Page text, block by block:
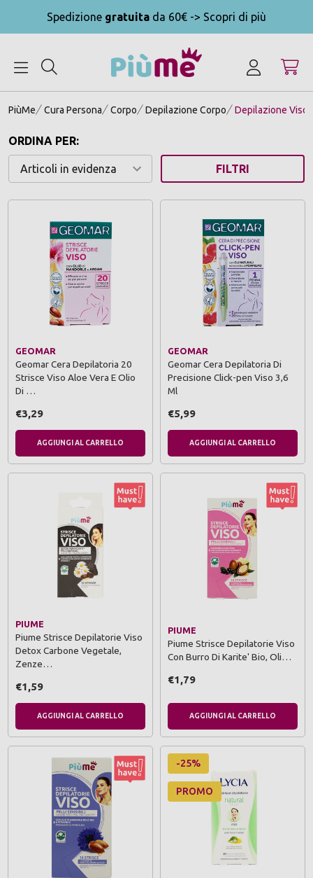
Spedizione gratuita da 60€ -> Scopri di più
PiùMe Cura Persona Corpo Depilazione Corpo Depilazione Viso
ORDINA PER:
FILTRI
GEOMAR
Geomar Cera Depilatoria 20
Strisce Viso Aloe Vera E Olio
Di …
€3,29
AGGIUNGI AL CARRELLO
GEOMAR
Geomar Cera Depilatoria Di
Precisione Click-pen Viso 3,6
Ml
€5,99
AGGIUNGI AL CARRELLO
PIUME
Piume Strisce Depilatorie Viso
Detox Carbone Vegetale,
Zenze…
€1,59
AGGIUNGI AL CARRELLO
PIUME
Piume Strisce Depilatorie Viso
Con Burro Di Karite' Bio, Oli…
€1,79
AGGIUNGI AL CARRELLO
-25%
PROMO